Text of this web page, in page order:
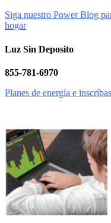
Siga nuestro Power Blog
hogar
Luz Sin Deposito
855-781-6970
Planes de energía e